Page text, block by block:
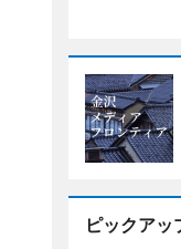
ピックアッ